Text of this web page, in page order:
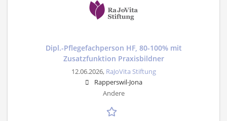
Dipl.-Pflegefachperson HF, 80-100% mit
Zusatzfunktion Praxisbildner
12.06.2026, RaJoVita Stiftung
Rapperswil-Jona
Andere